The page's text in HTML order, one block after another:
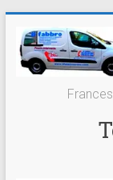
contenuto